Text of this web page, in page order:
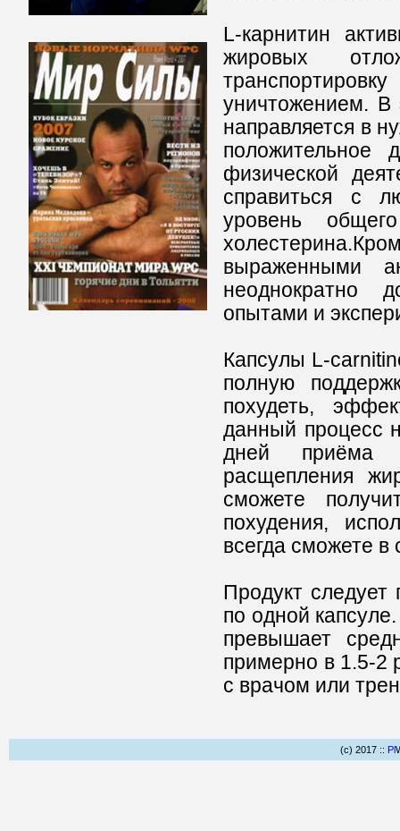
L-карнитин
жировых
уничтожением. В
направляется в
положительное
физической
справиться с
уровень
выраженными
неоднократно
опытами и
Капсулы L-
полную
похудеть,
данный процесс
дней приёма
расщепления
сможете
похудения,
всегда сможете в
Продукт
по одной
превышает
примерно в 1.5-2
с врачом или
(c) 2017 :: Pl